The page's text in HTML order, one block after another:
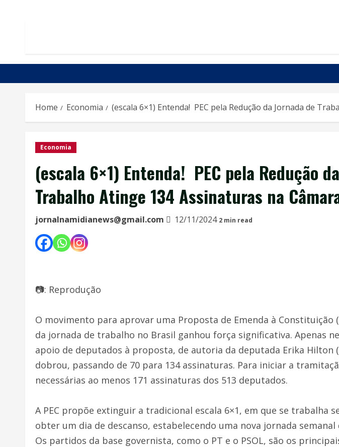
Home Economia (escala 6×1) Entenda! PEC pela Redução da Jornada de
Economia
(escala 6×1) Entenda! PEC pela Redução
Trabalho Atinge 134 Assinaturas na
jornalnamidianews@gmail.com 12/11/2024 2 min read
📷: Reprodução
O movimento para aprovar uma Proposta de Emenda à Constituição
da jornada de trabalho no Brasil ganhou força significativa. Apenas
apoio de deputados à proposta, de autoria da deputada Erika Hilton
dobrou, passando de 70 para 134 assinaturas. Para iniciar a
necessárias ao menos 171 assinaturas dos 513 deputados.
A PEC propõe extinguir a tradicional escala 6×1, em que se trabalha
obter um dia de descanso, estabelecendo uma nova jornada
Os partidos da base governista, como o PT e o PSOL, são os